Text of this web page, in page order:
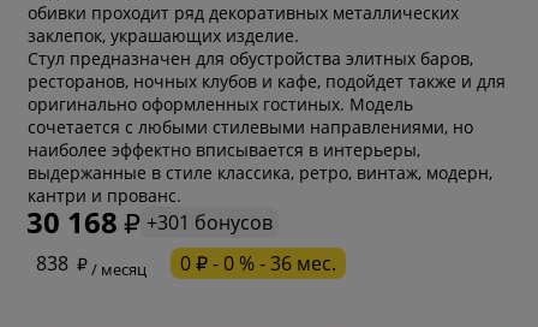
обивки проходит ряд декоративных металлических
заклепок, украшающих изделие.
Стул предназначен для обустройства элитных баров,
ресторанов, ночных клубов и кафе, подойдет также и для
оригинально оформленных гостиных. Модель
сочетается с любыми стилевыми направлениями, но
наиболее эффектно вписывается в интерьеры,
выдержанные в стиле классика, ретро, винтаж, модерн,
кантри и прованс.
30 168
+301 бонусов
838
/ месяц 0 ₽ - 0 % - 36 мес.
* обязательное поле
* необязательное поле